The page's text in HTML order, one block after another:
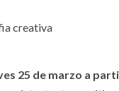
25 de marzo a